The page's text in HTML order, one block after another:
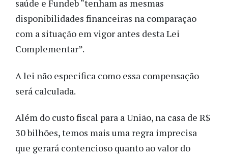
saúde e Fundeb “tenham as mesmas
disponibilidades financeiras na comparação
com a situação em vigor antes desta Lei
Complementar”.
A lei não especifica como essa compensação
será calculada.
Além do custo fiscal para a União, na casa de R$
30 bilhões, temos mais uma regra imprecisa
que gerará contencioso quanto ao valor do